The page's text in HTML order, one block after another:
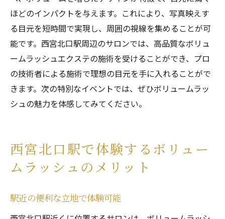
ほどのインパクトを与えます。これにより、写真映えす
る目元を短時間で実現し、周囲の視線を集めることが可
能です。西宮北口駅周辺のサロンでは、高品質なボリュ
ームラッシュエクステの施術を受けることができ、プロ
の技術者による施術で理想の目元を手に入れることがで
きます。次の特別なイベントでは、ぜひボリュームラッ
シュの魅力を体感してみてください。
西宮北口駅で体験するボリュー
ムラッシュのメリット
駅近の便利な立地で体験可能